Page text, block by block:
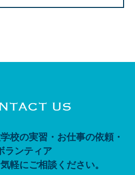
校の実習・お仕事の依頼・
ランティア
軽にご相談ください。